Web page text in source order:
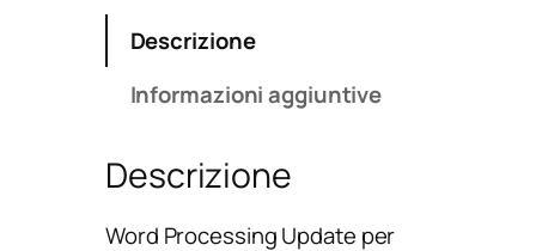
r
c
e
s
Descrizione
Informazioni aggiuntive
Descrizione
Word Processing Update per